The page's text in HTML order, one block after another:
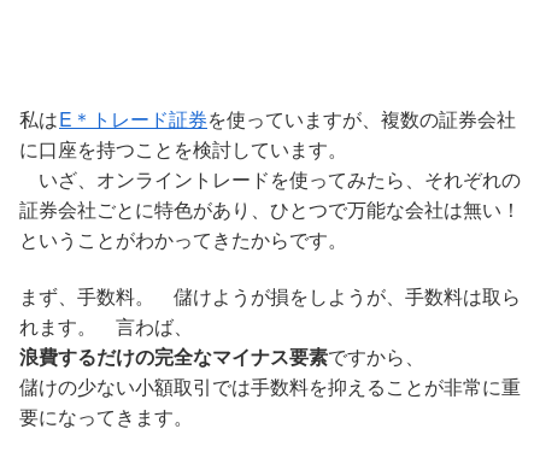
私はE＊トレード証券を使っていますが、複数の証券会社
に口座を持つことを検討しています。
いざ、オンライントレードを使ってみたら、それぞれの
証券会社ごとに特色があり、ひとつで万能な会社は無い！
ということがわかってきたからです。
まず、手数料。 儲けようが損をしようが、手数料は取ら
れます。 言わば、
浪費するだけの完全なマイナス要素ですから、
儲けの少ない小額取引では手数料を抑えることが非常に重
要になってきます。